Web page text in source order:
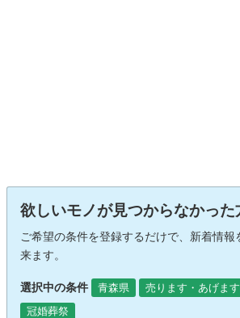
欲しいモノが見つからなかった
ご希望の条件を登録するだけで、新着情報
来ます。
選択中の条件 青森県 売ります・あげます
冠婚葬祭